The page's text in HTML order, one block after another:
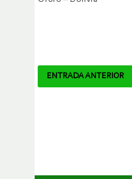
Navegador
ENTRADA ANTERIOR